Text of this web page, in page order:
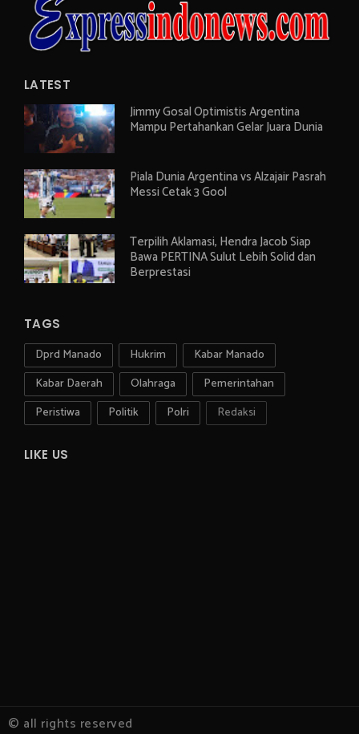
LATEST
Jimmy Gosal Optimistis Argentina
Mampu Pertahankan Gelar Juara Dunia
Piala Dunia Argentina vs Alzajair Pasrah
Messi Cetak 3 Gool
Terpilih Aklamasi, Hendra Jacob Siap
Bawa PERTINA Sulut Lebih Solid dan
Berprestasi
TAGS
Dprd Manado Hukrim
Kabar Manado
Kabar Daerah
Olahraga
Pemerintahan
Peristiwa
Politik Polri Redaksi
LIKE US
© all rights reserved